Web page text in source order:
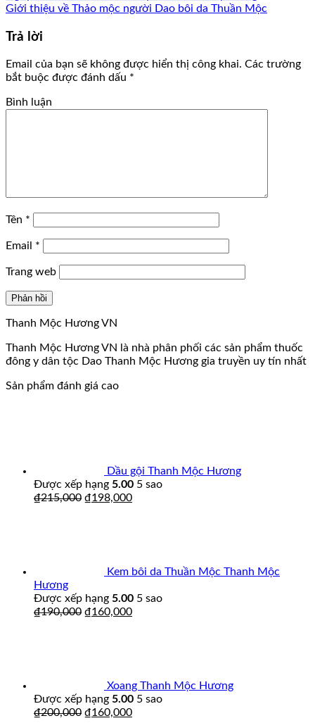
Giới thiệu về Thảo mộc người Dao bôi da Thuần Mộc
Trả lời
Email của bạn sẽ không được hiển thị công khai. Các trường
bắt buộc được đánh dấu *
Bình luận
Tên *
Email *
Trang web
Thanh Mộc Hương VN
Thanh Mộc Hương VN là nhà phân phối các sản phẩm thuốc
đông y dân tộc Dao Thanh Mộc Hương gia truyền uy tín nhất
Sản phẩm đánh giá cao
Dầu gội Thanh Mộc Hương
Được xếp hạng 5.00 5 sao
₫215,000 ₫198,000
Kem bôi da Thuần Mộc Thanh Mộc
Hương
Được xếp hạng 5.00 5 sao
₫190,000 ₫160,000
Xoang Thanh Mộc Hương
Được xếp hạng 5.00 5 sao
₫200,000 ₫160,000